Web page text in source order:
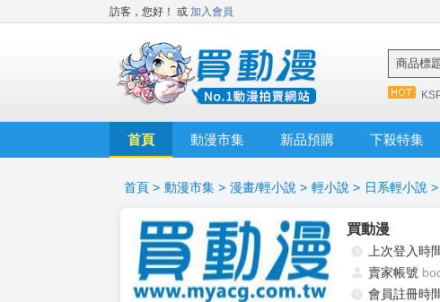
訪客，您好！ 或 加入會員
商品標
首頁 動漫市集 新品預購 下殺特集
首頁 > 動漫市集 > 漫畫/輕小說 > 輕小說 > 日系輕小說 >
買動漫
上次登入時
賣家帳號
會員註冊時